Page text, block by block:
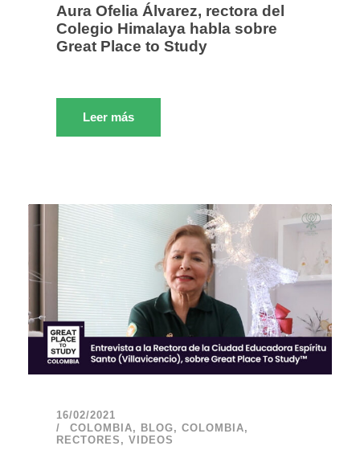
Aura Ofelia Álvarez, rectora del
Colegio Himalaya habla sobre
Great Place to Study
Leer más
16/02/2021
COLOMBIA, BLOG, COLOMBIA,
RECTORES , VIDEOS